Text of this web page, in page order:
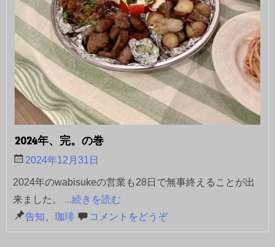
2024年、完。の巻
2024年12月31日
2024年のwabisukeの営業も28日で無事終えることが出
来ました。 ...続きを読む
告知
珈琲 コメントをどうぞ